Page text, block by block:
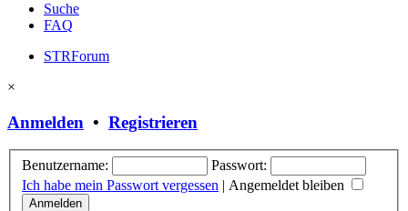
Suche
FAQ
STRForum
×
Anmelden • Registrieren
Benutzername:
Passwort:
Ich habe mein Passwort vergessen | Angemeldet bleiben